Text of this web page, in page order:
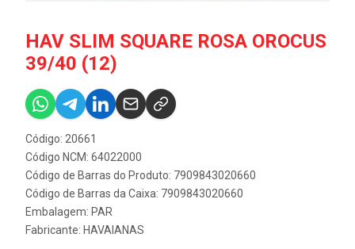
HAV SLIM SQUARE ROSA OROCUS
39/40 (12)
Código: 20661
Código NCM: 64022000
Código de Barras do Produto: 7909843020660
Código de Barras da Caixa: 7909843020660
Embalagem: PAR
Fabricante: HAVAIANAS